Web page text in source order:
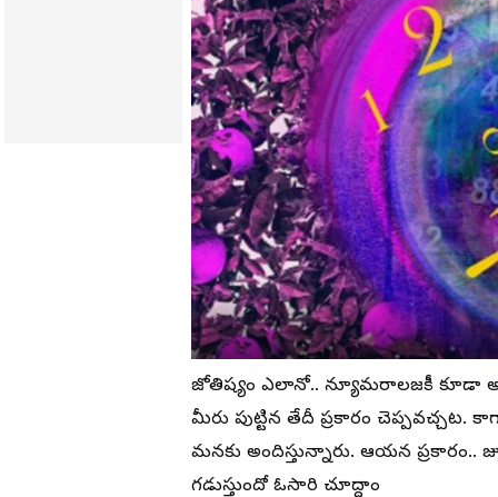
జోతిష్యం ఎలానో.. న్యూమరాలజకీ కూడా
మీరు పుట్టిన తేదీ ప్రకారం
మనకు అందిస్తున్నారు. ఆయన
గడుస్తుందో ఓసారి చూద్దాం